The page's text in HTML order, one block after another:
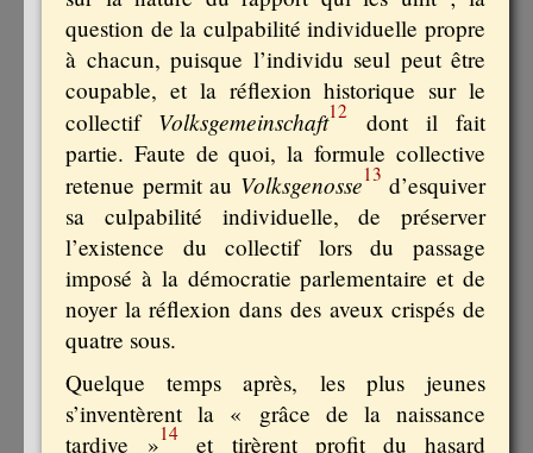
question de la culpabilité individuelle propre
à chacun, puisque l’individu seul peut être
coupable, et la réflexion historique sur le
collectif Volksgemeinschaft12
dont il fait
partie. Faute de quoi, la formule collective
retenue permit au Volksgenosse13 d’esquiver
sa culpabilité individuelle, de préserver
l’existence du collectif lors du passage
imposé à la démocratie parlementaire et de
noyer la réflexion dans des aveux crispés de
quatre sous.
Quelque temps après, les plus jeunes
s’inventèrent la « grâce de la naissance
tardive »14
et tirèrent profit du hasard